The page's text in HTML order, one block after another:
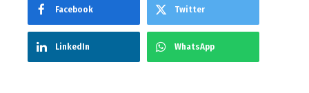
Facebook Twitter
LinkedIn WhatsApp